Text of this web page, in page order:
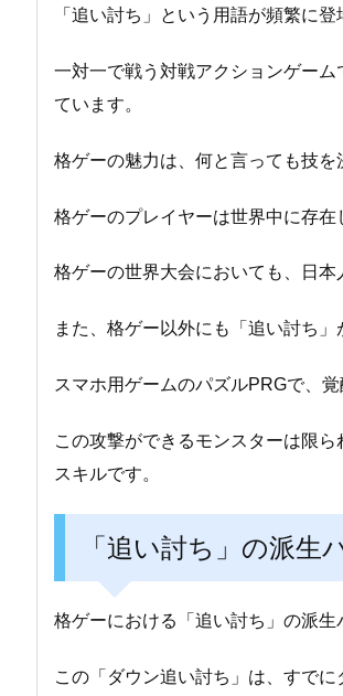
「追い討ち」という用語が頻繁に
一対一で戦う対戦アクションゲー
ています。
格ゲーの魅力は、何と言っても技を
格ゲーのプレイヤーは世界中に存在
格ゲーの世界大会においても、日本
また、格ゲー以外にも「追い討ち
スマホ用ゲームのパズルPRGで、
この攻撃ができるモンスターは限
スキルです。
「追い討ち」の派生
格ゲーにおける「追い討ち」の派生
この「ダウン追い討ち」は、すで